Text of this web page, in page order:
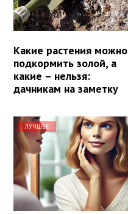
Какие растения можно
подкормить золой, а
какие – нельзя:
дачникам на заметку
ЛУЧШЕЕ